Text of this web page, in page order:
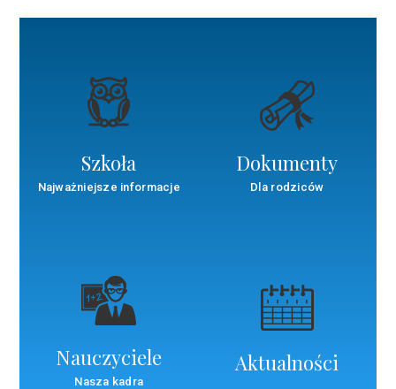
Szkoła
Najważniejsze informacje
Dokumenty
Dla rodziców
Nauczyciele
Nasza kadra
Aktualności